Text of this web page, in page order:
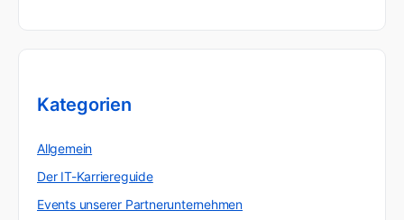
Kategorien
Allgemein
Der IT-Karriereguide
Events unserer Partnerunternehmen